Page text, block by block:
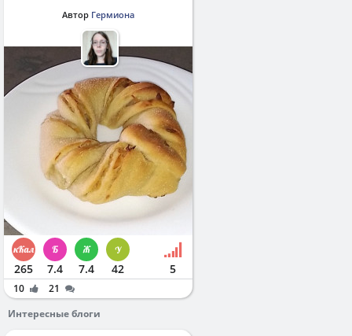
Автор Гермиона
265 7.4 7.4 42 5
10
21
Интересные блоги